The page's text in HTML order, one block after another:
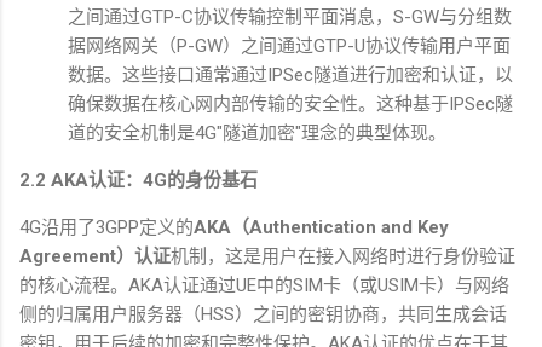
之间通过GTP-C协议传输控制平面消息， S-GW与分组数
据网络网关（P-GW）之间通过GTP-U协议传输用户平面
数据。这些接口通常通过IPSec隧道进行加密和认证，以
确保数据在核心网内部传输的安全性。这种基于IPSec隧
道的安全机制是4G"隧道加密"理念的典型体现。
2.2 AKA认证： 4G的身份基石
4G沿用了3GPP定义的AKA （Authentication and Key
Agreement）认证机制，这是用户在接入网络时进行身份验证
的核心流程。 AKA认证通过UE中的SIM卡（或USIM卡）与网络
侧的归属用户服务器（HSS）之间的密钥协商，共同生成会话